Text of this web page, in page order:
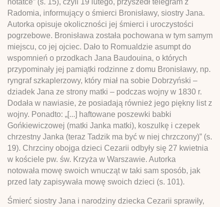
Radomia, informujący o śmierci Bronisławy, siostry Jana.
Autorka opisuje okoliczności jej śmierci i uroczystości
pogrzebowe. Bronisława została pochowana w tym samym
miejscu, co jej ojciec. Dało to Romualdzie asumpt do
wspomnień o przodkach Jana Baudouina, o których
przypominały jej pamiątki rodzinne z domu Bronisławy, np.
ryngraf szkaplerzowy, który miał na sobie Dobrzyński –
dziadek Jana ze strony matki – podczas wojny w 1830 r.
Dodała w nawiasie, że posiadają również jego piękny list z
wojny. Ponadto: „[...] haftowane poszewki babki
Gońkiewiczowej (matki Janka matki), koszulkę i czepek
chrzestny Janka (teraz Tadzik ma być w niej chrzczony)” (s.
19). Chrzciny obojga dzieci Cezarii odbyły się 27 kwietnia
w kościele pw. św. Krzyża w Warszawie. Autorka
notowała mowę swoich wnucząt w taki sam sposób, jak
przed laty zapisywała mowę swoich dzieci (s. 101).
Śmierć siostry Jana i narodziny dziecka Cezarii sprawiły,